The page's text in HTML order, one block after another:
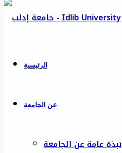
الرئيسية
عن الجامعة
نبذة عامة عن الجامعة